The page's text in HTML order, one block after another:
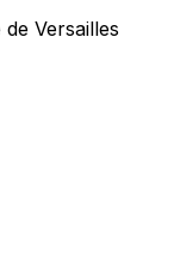
Versailles